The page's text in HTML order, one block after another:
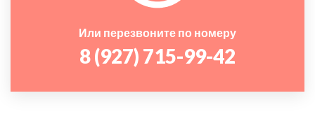
Или перезвоните по номеру
8 (927) 715-99-42